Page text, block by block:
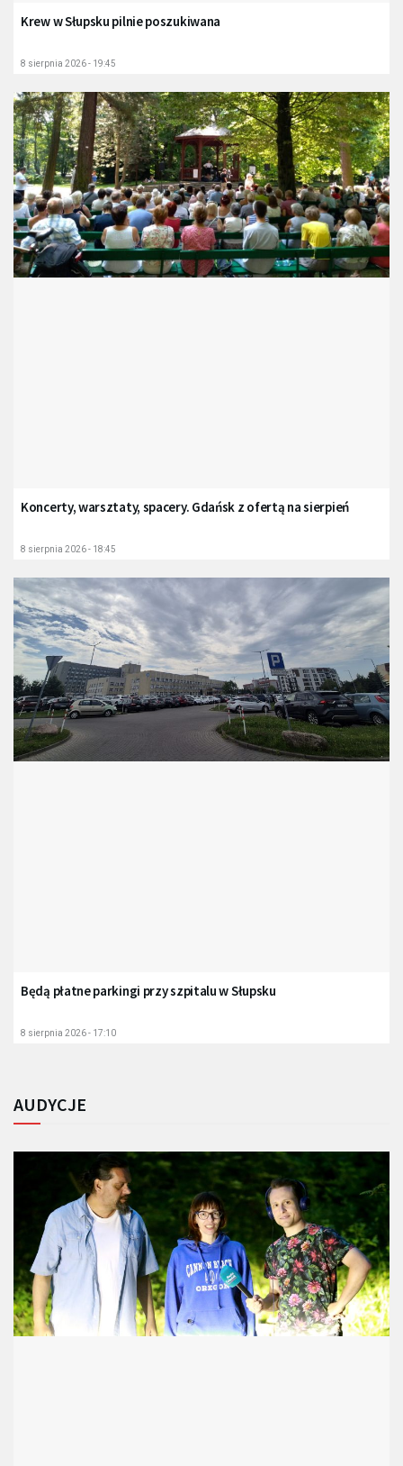
Krew w Słupsku pilnie poszukiwana
8 sierpnia 2026 - 19:45
Koncerty, warsztaty, spacery. Gdańsk z ofertą na sierpień
8 sierpnia 2026 - 18:45
Będą płatne parkingi przy szpitalu w Słupsku
8 sierpnia 2026 - 17:10
AUDYCJE